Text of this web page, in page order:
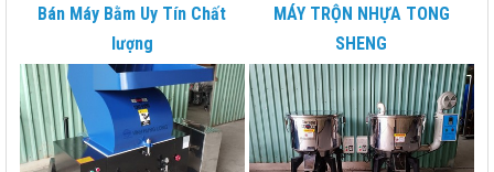
Bán Máy Bằm Uy Tín Chất
lượng
MÁY TRỘN NHỰA TONG
SHENG